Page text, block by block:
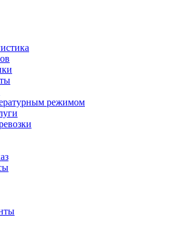
режимом